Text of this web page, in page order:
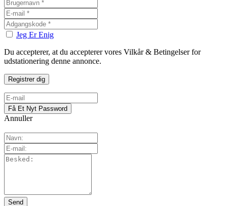
Jeg Er Enig
Du accepterer, at du accepterer vores Vilkår & Betingelser for
udstationering denne annonce.
Annuller